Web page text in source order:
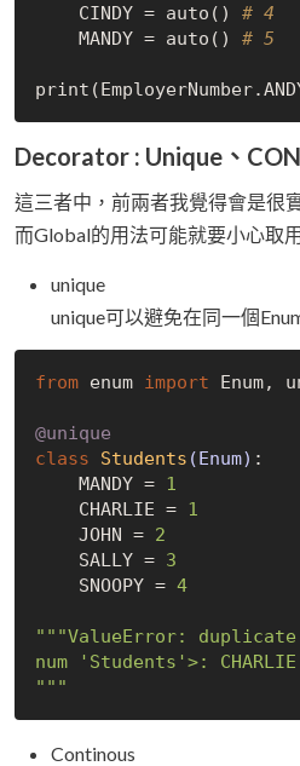
    CINDY = auto()
# 4
    MANDY = auto()
# 5
Decorator : Unique、
這三者中，前兩者我覺得會是很
而Global的用法可能就要小心取
unique
unique可以避免在同一個
from enum import Enum,
@unique
class
Students (Enum) :
    MANDY =
1
    CHARLIE =
1
    JOHN =
2
    SALLY =
3
    SNOOPY =
4
"""ValueError:
num 'Students'>: CHARLIE
"""
Continous